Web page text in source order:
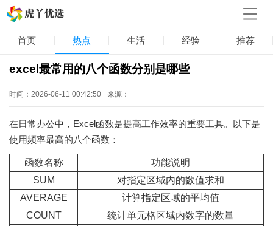
首页 热点 生活 经验 推荐
excel最常用的八个函数分别是哪些
时间：2026-06-11 00:42:50 来源：
在日常办公中，Excel函数是提高工作效率的重要工具。以下是
使用频率最高的八个函数：
函数名称
功能说明
SUM
对指定区域内的数值求和
AVERAGE
计算指定区域的平均值
COUNT
统计单元格区域内数字的数量